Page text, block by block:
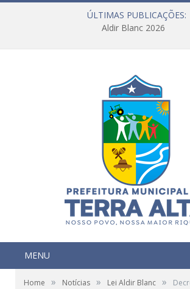
ÚLTIMAS PUBLICAÇÕES:
Aldir Blanc 2026
MENU
Home » Notícias » Lei Aldir Blanc »